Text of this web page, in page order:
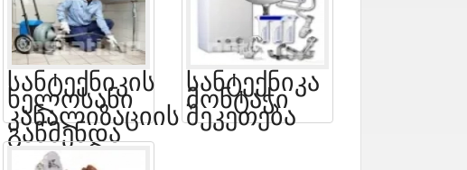
Სანტექნიკის
Ხელოსანი
Კანალიზაციის
Გაწმენდა
Სანტექნიკა
Მონტაჭი
Შეკეთება